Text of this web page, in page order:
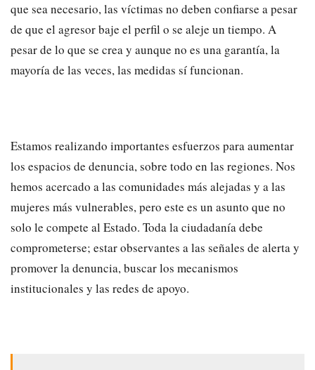
que sea necesario, las víctimas no deben confiarse a pesar
de que el agresor baje el perfil o se aleje un tiempo. A
pesar de lo que se crea y aunque no es una garantía, la
mayoría de las veces, las medidas sí funcionan.
Estamos realizando importantes esfuerzos para aumentar
los espacios de denuncia, sobre todo en las regiones. Nos
hemos acercado a las comunidades más alejadas y a las
mujeres más vulnerables, pero este es un asunto que no
solo le compete al Estado. Toda la ciudadanía debe
comprometerse; estar observantes a las señales de alerta y
promover la denuncia, buscar los mecanismos
institucionales y las redes de apoyo.